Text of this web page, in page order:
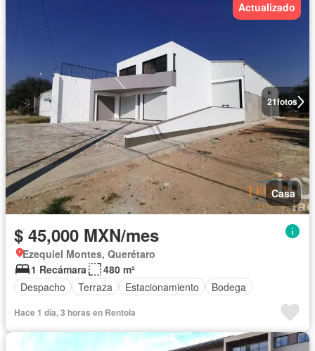
21fotos
Actualizado
Casa
$ 45,000 MXN/mes
Ezequiel Montes, Querétaro
1 Recámara
480 m²
Despacho
Terraza Estacionamiento Bodega
Hace 1 día, 3 horas en Rentola